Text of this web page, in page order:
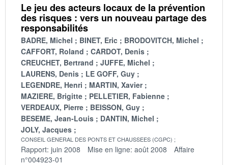
Le jeu des acteurs locaux de la prévention
des risques : vers un nouveau partage des
responsabilités
BADRE, Michel BINET, Eric
BRODOVITCH, Michel
CAFFORT, Roland
CARDOT, Denis
CREUCHET, Bertrand
JUFFE, Michel
LAURENS, Denis
LE GOFF, Guy
LEGENDRE, Henri
MARTIN, Xavier
MAZIERE, Brigitte
PELLETIER, Fabienne
VERDEAUX, Pierre
BEISSON, Guy
BESEME, Jean-Louis
DANTIN, Michel
JOLY, Jacques
CONSEIL GENERAL DES PONTS ET CHAUSSEES (CGPC)
Rapport: juin 2008 Mise en ligne: août 2008
Affaire
n°004923-01